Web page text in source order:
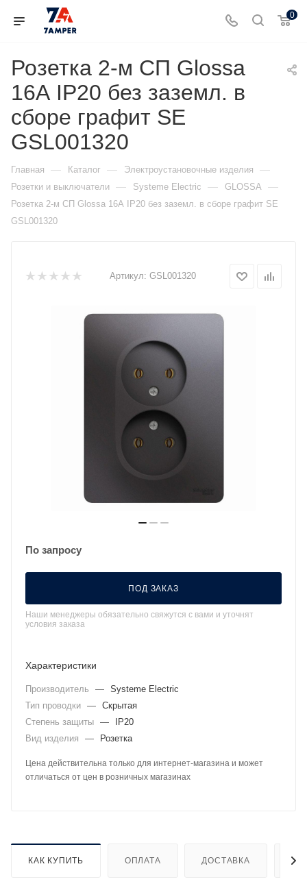
0
Розетка 2-м СП Glossa
16А IP20 без заземл. в
сборе графит SE
GSL001320
Главная — Каталог — Электроустановочные изделия —
Розетки и выключатели — Systeme Electric — GLOSSA —
Розетка 2-м СП Glossa 16А IP20 без заземл. в сборе графит SE
GSL001320
Артикул: GSL001320
По запросу
ПОД ЗАКАЗ
Наши менеджеры обязательно свяжутся с вами и уточнят
условия заказа
Характеристики
Производитель — Systeme Electric
Тип проводки — Скрытая
Степень защиты —
IP20
Вид изделия
— Розетка
Цена действительна только для интернет-магазина и может
отличаться от цен в розничных магазинах
КАК КУПИТЬ ОПЛАТА ДОСТАВКА